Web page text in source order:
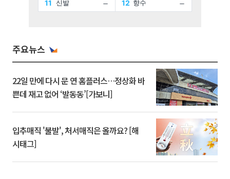
주요뉴스
22일 만에 다시 문 연 홈플러스…정상화 바
쁜데 재고 없어 ‘발동동’[가보니]
입추매직 '불발', 처서매직은 올까요? [해
시태그]